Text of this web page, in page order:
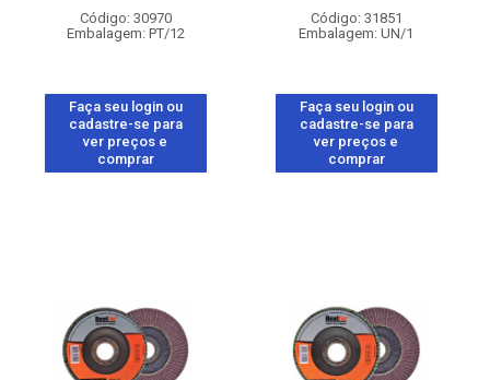
Código: 30970
Embalagem: PT/12
Faça seu login ou
cadastre-se para
ver preços e
comprar
Código: 31851
Embalagem: UN/1
Faça seu login ou
cadastre-se para
ver preços e
comprar